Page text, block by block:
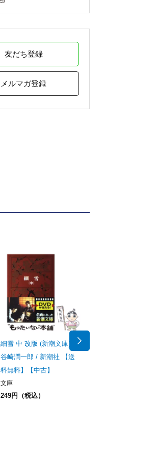
友だち登録
メルマガ登録
細雪 中 改版 (新潮文庫) /
谷崎潤一郎 / 新潮社 【送
料無料】【中古】
文庫
249円（税込）